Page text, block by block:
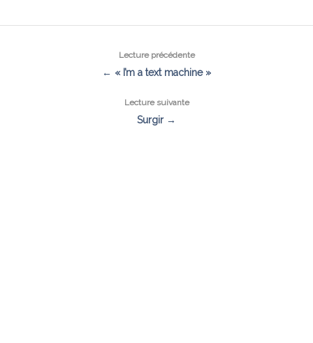
Lecture précédente
← « I’m a text machine »
Lecture suivante
Surgir →